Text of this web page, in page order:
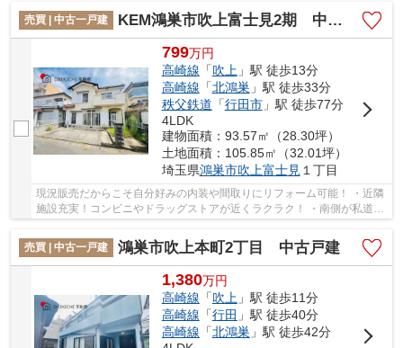
売買 | 中古一戸建
KEM鴻巣市吹上富士見2期 中古戸建
799万円
高崎線 「吹上 」駅 徒歩13分
高崎線 「北鴻巣 」駅 徒歩33分
秩父鉄道 「行田市」駅 徒歩77分
4LDK
建物面積：93.57㎡（28.30坪）
土地面積：105.85㎡（32.01坪）
埼玉県鴻巣市吹上富士見 １丁目
現況販売だからこそ自分好みの内装や間取りにリフォーム可能！ ・近隣
施設充実！コンビニやドラッグストアが近くラクラク！ ・南側が私道へ
売買 | 中古一戸建
鴻巣市吹上本町2丁目 中古戸建
1,380万円
高崎線 「吹上 」駅 徒歩11分
高崎線 「行田 」駅 徒歩40分
高崎線 「北鴻巣 」駅 徒歩42分